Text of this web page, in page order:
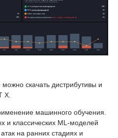
скачать дистрибутивы и
X.
машинного обучения.
и классических ML-моделей
на ранних стадиях и